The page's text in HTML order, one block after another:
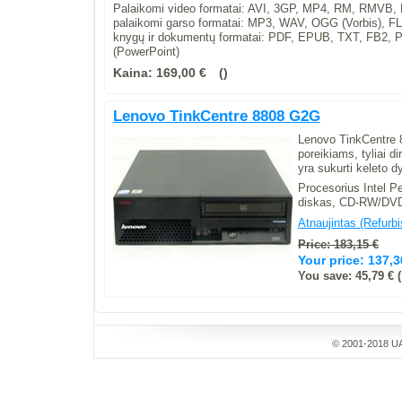
Palaikomi video formatai: AVI, 3GP, MP4, RM,
palaikomi garso formatai: MP3, WAV, OGG (Vorbis),
knygų ir dokumentų formatai: PDF, EPUB, TXT, FB2,
(PowerPoint)
Kaina: 169,00 €
Lenovo TinkCentre 8808 G2G
Lenovo
poreikiams, tyliai
yra sukurti keleto
Procesorius Intel
diskas, CD-RW/
Atnaujintas
Price: 183,15 €
Your price:
You save: 45,79 €
© 2001-2018